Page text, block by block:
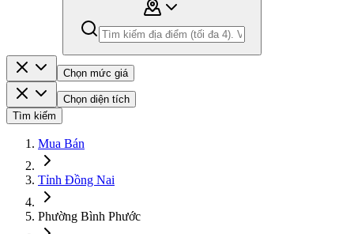
Chọn mức giá
Chọn diện tích
Tìm kiếm
Mua Bán
Tỉnh Đồng Nai
Phường Bình Phước